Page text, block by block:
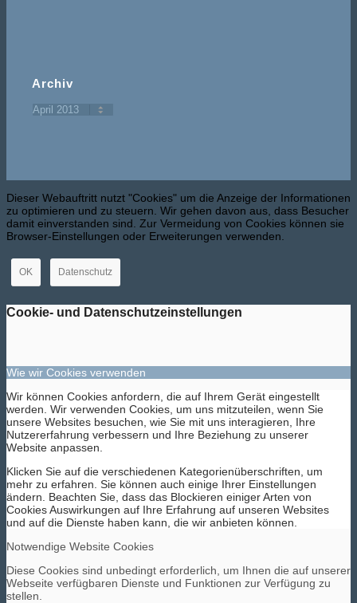
Archiv
Dieser Webauftritt nutzt "Cookies" um die Anzeige der Informationen
zu optimieren und zu steuern. Wir gehen davon aus, dass Besucher
damit einverstanden sind. Zur Vermeidung von Cookies können sie
Browser-Einstellungen oder Erweiterungen verwenden.
OK Datenschutz
Cookie- und Datenschutzeinstellungen
Wie wir Cookies verwenden
Wir können Cookies anfordern, die auf Ihrem Gerät eingestellt
werden. Wir verwenden Cookies, um uns mitzuteilen, wenn Sie
unsere Websites besuchen, wie Sie mit uns interagieren, Ihre
Nutzererfahrung verbessern und Ihre Beziehung zu unserer
Website anpassen.
Klicken Sie auf die verschiedenen Kategorienüberschriften, um
mehr zu erfahren. Sie können auch einige Ihrer Einstellungen
ändern. Beachten Sie, dass das Blockieren einiger Arten von
Cookies Auswirkungen auf Ihre Erfahrung auf unseren Websites
und auf die Dienste haben kann, die wir anbieten können.
Notwendige Website Cookies
Diese Cookies sind unbedingt erforderlich, um Ihnen die auf unserer
Webseite verfügbaren Dienste und Funktionen zur Verfügung zu
stellen.